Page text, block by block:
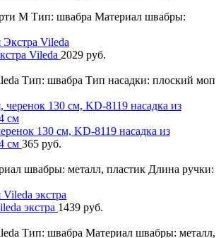
М Тип: швабра Материал швабры:
Vileda 2029 руб.
Тип: швабра Тип насадки: плоский моп
130 см, KD-8119 насадка из
см 365 руб.
швабры: металл, пластик Длина ручки:
экстра 1439 руб.
Тип: швабра Материал швабры: металл,